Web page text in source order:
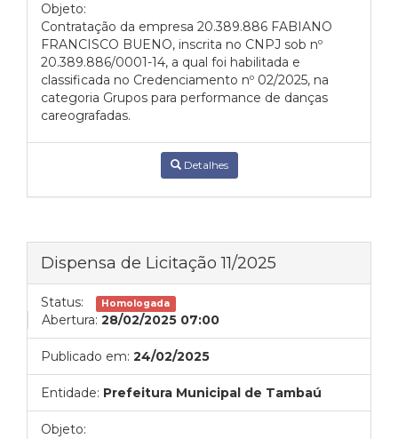
Objeto:
Contratação da empresa 20.389.886 FABIANO
FRANCISCO BUENO, inscrita no CNPJ sob nº
20.389.886/0001-14, a qual foi habilitada e
classificada no Credenciamento nº 02/2025, na
categoria Grupos para performance de danças
careografadas.
Detalhes
Dispensa de Licitação 11/2025
Status: Homologada
Abertura: 28/02/2025 07:00
Publicado em: 24/02/2025
Entidade: Prefeitura Municipal de Tambaú
Objeto: